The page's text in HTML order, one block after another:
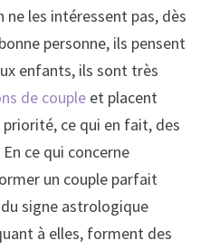
ne les intéressent pas, dès
personne, ils pensent
enfants, ils sont très
de couple et placent
ce qui en fait, des
ce qui concerne
un couple parfait
signe astrologique
à elles, forment des